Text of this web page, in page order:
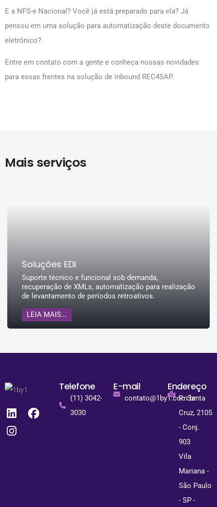
E a NFS-e Nacional? Você já está preparado para ela? Já
pensou em uma solução para automatização deste documento
eletrônico?
Entre em contato com a gente e conheça nossas novidades
para essas frentes na solução de inbound REC4SAP.
Mais serviços
Soluções EDI
Suporte técnico e funcional sob demanda,
recuperação de XMLs, automatização para realização
de levantamento de períodos retroativos.
LEIA MAIS...
Telefone
(11) 3042-
3030
E-mail
contato@1by1.com.br
Endereço
R. Santa
Cruz, 2105
- Conj.
903
Vila
Mariana -
São Paulo
- SP -